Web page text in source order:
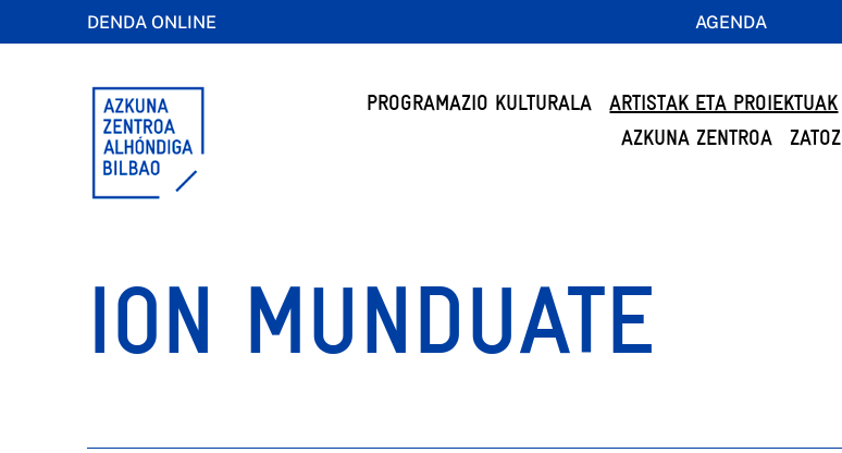
DENDA ONLINE AGENDA
PROGRAMAZIO KULTURALA ARTISTAK ETA PROIEKTUAK
AZKUNA ZENTROA
ZATOZ
ION MUNDUATE